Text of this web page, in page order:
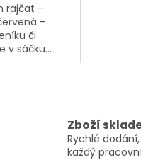
rajčat -
-
či
v sáčku...
Zboží
Rychlé
každý